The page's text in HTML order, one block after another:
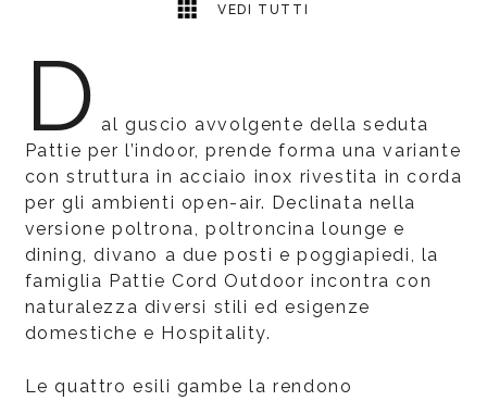
VEDI TUTTI
D al guscio avvolgente della seduta
Pattie per l’indoor, prende forma una variante
con struttura in acciaio inox rivestita in corda
per gli ambienti open-air. Declinata nella
versione poltrona, poltroncina lounge e
dining, divano a due posti e poggiapiedi, la
famiglia Pattie Cord Outdoor incontra con
naturalezza diversi stili ed esigenze
domestiche e Hospitality.
Le quattro esili gambe la rendono